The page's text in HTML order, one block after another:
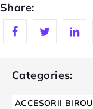
Share:
Categories:
ACCESORII BIROU